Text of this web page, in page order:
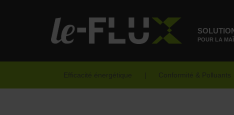
POUR LA
Efficacité énergétique Conformité & Polluants